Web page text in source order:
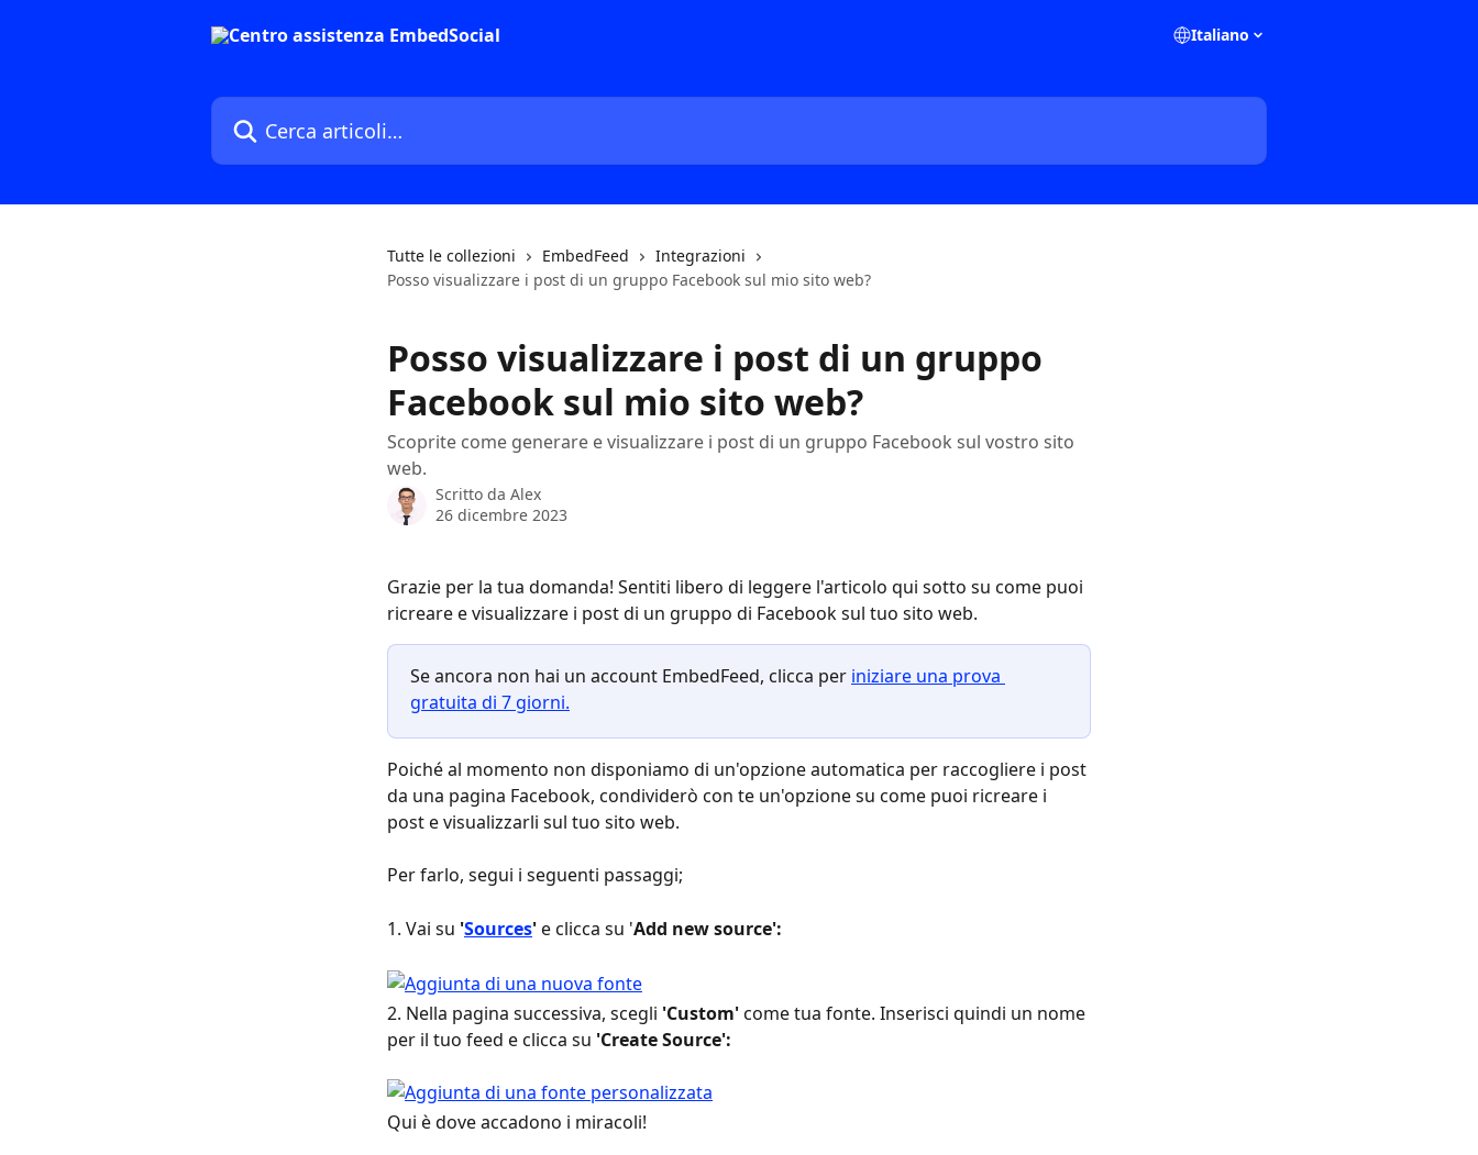
Italiano
Cerca articoli…
Tutte le collezioni EmbedFeed
Integrazioni
Posso visualizzare i post di un gruppo Facebook sul mio sito web?
Posso visualizzare i post di un gruppo
Facebook sul mio sito web?
Scoprite come generare e visualizzare i post di un gruppo Facebook sul vostro sito
web.
Scritto da Alex
26 dicembre 2023
Grazie per la tua domanda! Sentiti libero di leggere l'articolo qui sotto su come puoi
ricreare e visualizzare i post di un gruppo di Facebook sul tuo sito web.
Se ancora non hai un account EmbedFeed, clicca per iniziare una prova
gratuita di 7 giorni.
Poiché al momento non disponiamo di un'opzione automatica per raccogliere i post
da una pagina Facebook, condividerò con te un'opzione su come puoi ricreare i
post e visualizzarli sul tuo sito web.
Per farlo, segui i seguenti passaggi;
1. Vai su 'Sources' e clicca su 'Add new source':
2. Nella pagina successiva, scegli 'Custom' come tua fonte. Inserisci quindi un nome
per il tuo feed e clicca su 'Create Source':
Qui è dove accadono i miracoli!